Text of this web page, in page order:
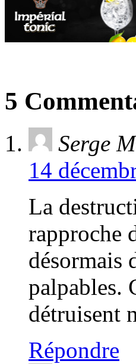
5
Serge
14
La
rapproche
désormais
palpables.
détruisent
Répondre